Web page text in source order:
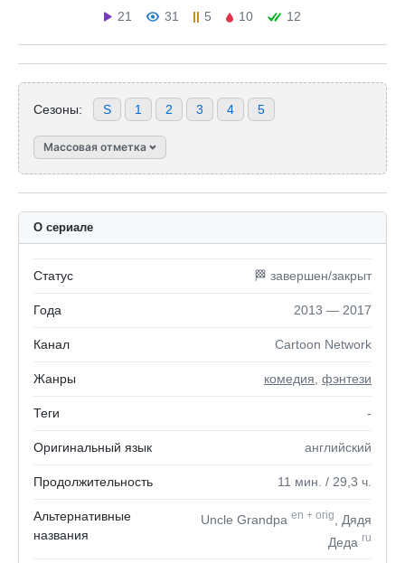
21
31 5 10 12
Сезоны: S 1 2 3 4 5
Массовая отметка
О сериале
Статус 🏁 завершен/закрыт
Года 2013 — 2017
Канал Cartoon Network
Жанры комедия фэнтези
Теги -
Оригинальный язык английский
Продолжительность 11 мин. / 29,3 ч.
Альтернативные
названия
Uncle Grandpa en + orig
, Дядя
Деда ru